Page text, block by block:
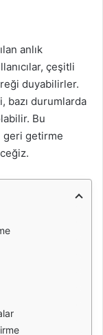
anlık
çeşitli
duyabilirler.
bazı durumlarda
Bu
geri getirme